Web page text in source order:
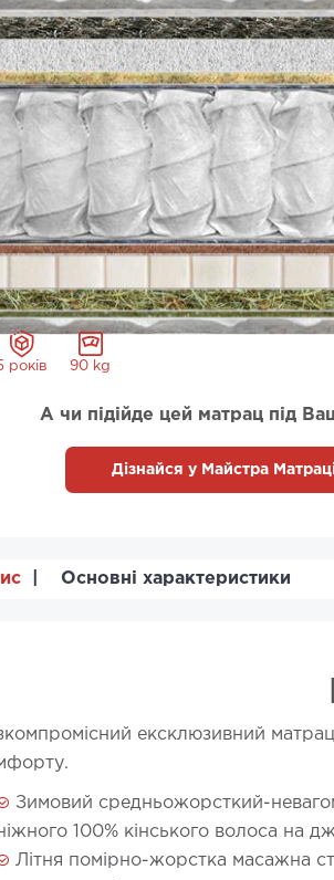
років 90 kg
А чи підійде цей матрац під
Дізнайся у Майстра
Основні характеристики
ексклюзивний
Зимовий средньожорсткий-
100% кінського волоса на
Літня помірно-жорстка масажна